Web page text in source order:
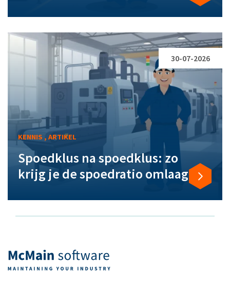
KENNIS , ARTIKEL
Spoedklus na spoedklus: zo
krijg je de spoedratio omlaag
30-07-2026